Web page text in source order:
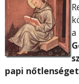
a
papi